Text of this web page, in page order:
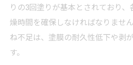
りの3回塗りが基本とされており
燥時間を確保しなければなりませ
ね不足は、塗膜の耐久性低下や剥
す。